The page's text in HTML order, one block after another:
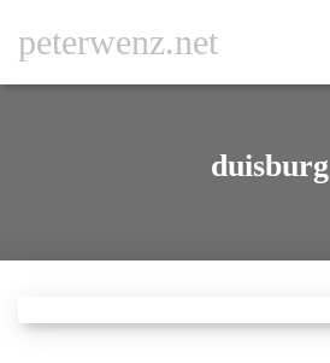
peterwenz.net
duisburg